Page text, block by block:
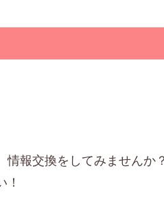
報交換をしてみませんか？
！